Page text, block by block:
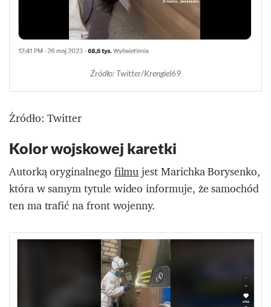
Źródło: Twitter/Krengiel69
Źródło: Twitter
Kolor wojskowej karetki
Autorką oryginalnegofilmujest Marichka Borysenko,
która w samym tytule wideo informuje, że samochód
ten ma trafić na front wojenny.